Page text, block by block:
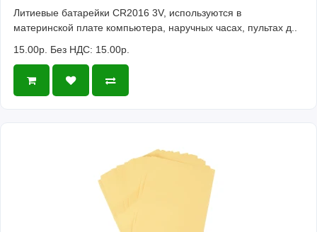
Литиевые батарейки CR2016 3V, используются в
материнской плате компьютера, наручных часах, пультах д..
15.00р. Без НДС: 15.00р.